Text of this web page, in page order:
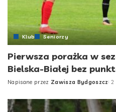
Klub Seniorzy
Pierwsza porażka w
Bielska-Białej bez
Posted
Napisane przez Zawisza Bydgoszcz 2